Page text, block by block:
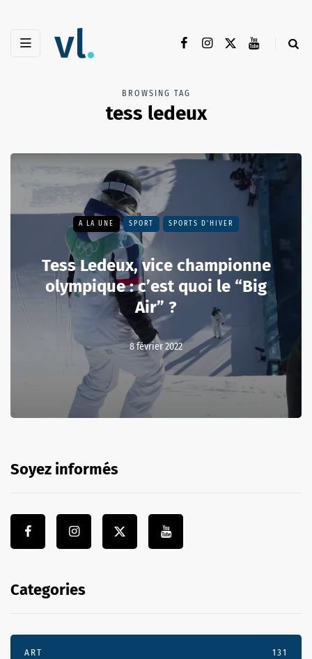
BROWSING TAG
tess ledeux
A LA UNE SPORT SPORTS D'HIVER
Tess Ledeux, vice championne
olympique : c’est quoi le “Big
Air” ?
8 février 2022
Soyez informés
Categories
ART 131